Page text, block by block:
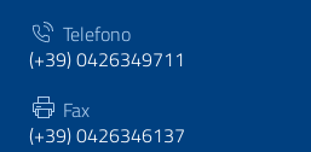
Telefono
(+39) 0426349711
Fax
(+39) 0426346137